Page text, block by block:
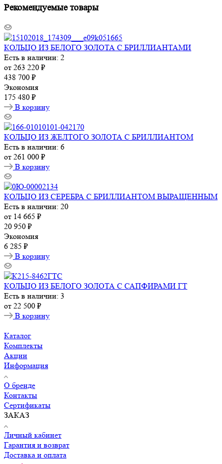
Рекомендуемые товары
КОЛЬЦО ИЗ БЕЛОГО ЗОЛОТА С БРИЛЛИАНТАМИ
Есть в наличии: 2
от 263 220 ₽
438 700 ₽
Экономия
175 480 ₽
В корзину
КОЛЬЦО ИЗ ЖЕЛТОГО ЗОЛОТА С БРИЛЛИАНТОМ
Есть в наличии: 6
от 261 000 ₽
В корзину
КОЛЬЦО ИЗ СЕРЕБРА С БРИЛЛИАНТОМ ВЫРАЩЕННЫМ
Есть в наличии: 20
от 14 665 ₽
20 950 ₽
Экономия
6 285 ₽
В корзину
КОЛЬЦО ИЗ БЕЛОГО ЗОЛОТА С САПФИРАМИ ГТ
Есть в наличии: 3
от 22 500 ₽
В корзину
Каталог
Комплекты
Акции
Информация
О бренде
Контакты
Сертификаты
ЗАКАЗ
Личный кабинет
Гарантия и возврат
Доставка и оплата